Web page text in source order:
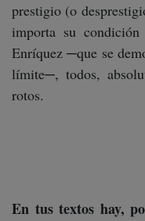
prestigio (o
importa su condición
Enríquez ─que se
límite─, todos,
rotos.
En tus textos hay,